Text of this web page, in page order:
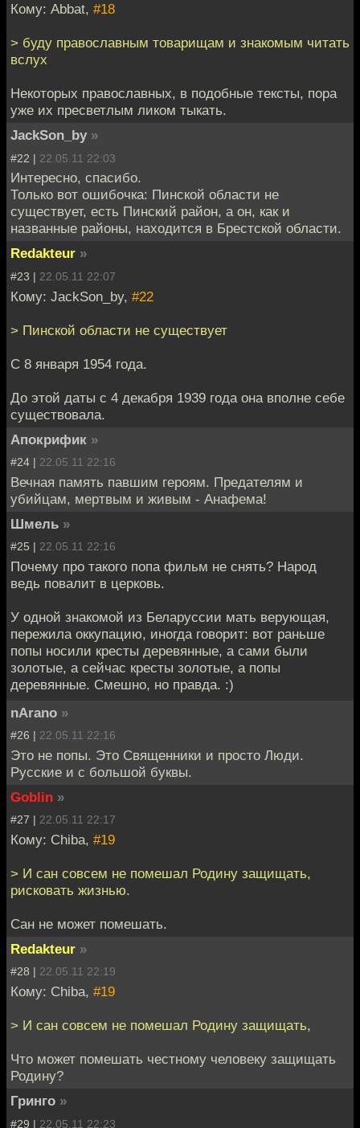
Кому: Abbat, #18
> буду православным товарищам и знакомым читать
вслух
Некоторых православных, в подобные тексты, пора
уже их пресветлым ликом тыкать.
JackSon_by »
#22 | 22.05.11 22:03
Интересно, спасибо.
Только вот ошибочка: Пинской области не
существует, есть Пинский район, а он, как и
названные районы, находится в Брестской области.
Redakteur »
#23 | 22.05.11 22:07
Кому: JackSon_by, #22
> Пинской области не существует
С 8 января 1954 года.
До этой даты с 4 декабря 1939 года она вполне себе
существовала.
Апокрифик »
#24 | 22.05.11 22:16
Вечная память павшим героям. Предателям и
убийцам, мертвым и живым - Анафема!
Шмель »
#25 | 22.05.11 22:16
Почему про такого попа фильм не снять? Народ
ведь повалит в церковь.
У одной знакомой из Беларуссии мать верующая,
пережила оккупацию, иногда говорит: вот раньше
попы носили кресты деревянные, а сами были
золотые, а сейчас кресты золотые, а попы
деревянные. Смешно, но правда. :)
nArano »
#26 | 22.05.11 22:16
Это не попы. Это Священники и просто Люди.
Русские и с большой буквы.
Goblin »
#27 | 22.05.11 22:17
Кому: Chiba, #19
> И сан совсем не помешал Родину защищать,
рисковать жизнью.
Сан не может помешать.
Redakteur »
#28 | 22.05.11 22:19
Кому: Chiba, #19
> И сан совсем не помешал Родину защищать,
Что может помешать честному человеку защищать
Родину?
Гринго »
#29 | 22.05.11 22:23